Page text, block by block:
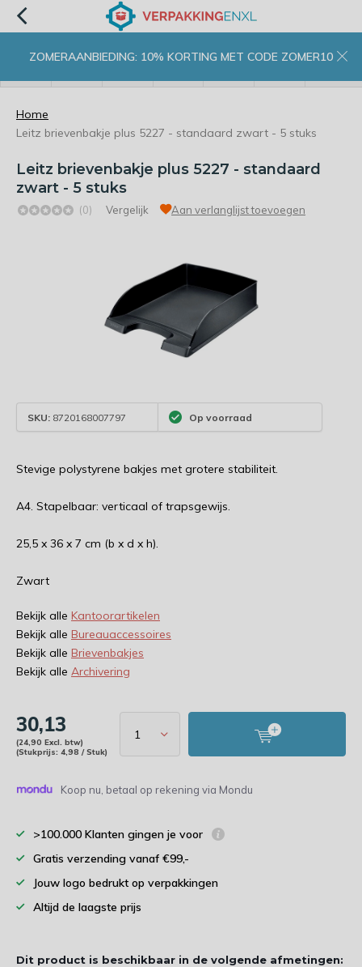
ZOMERAANBIEDING: 10% KORTING MET CODE ZOMER10
Home
Leitz brievenbakje plus 5227 - standaard zwart - 5 stuks
Leitz brievenbakje plus 5227 - standaard
zwart - 5 stuks
(0) Vergelijk Aan verlanglijst toevoegen
SKU: 8720168007797 Op voorraad
Stevige polystyrene bakjes met grotere stabiliteit.
A4. Stapelbaar: verticaal of trapsgewijs.
25,5 x 36 x 7 cm (b x d x h).
Zwart
Bekijk alle Kantoorartikelen
Bekijk alle Bureauaccessoires
Bekijk alle Brievenbakjes
Bekijk alle Archivering
30,13
(24,90 Excl. btw)
(Stukprijs: 4,98 / Stuk)
Koop nu, betaal op rekening via Mondu
>100.000 Klanten gingen je voor
Gratis verzending vanaf €99,-
Jouw logo bedrukt op verpakkingen
Altijd de laagste prijs
Dit product is beschikbaar in de volgende afmetingen: